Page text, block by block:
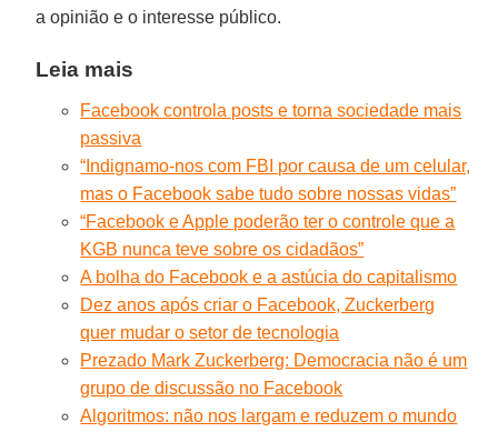
a opinião e o interesse público.
Leia mais
Facebook controla posts e torna sociedade mais
passiva
“Indignamo-nos com FBI por causa de um celular,
mas o Facebook sabe tudo sobre nossas vidas”
“Facebook e Apple poderão ter o controle que a
KGB nunca teve sobre os cidadãos”
A bolha do Facebook e a astúcia do capitalismo
Dez anos após criar o Facebook, Zuckerberg
quer mudar o setor de tecnologia
Prezado Mark Zuckerberg: Democracia não é um
grupo de discussão no Facebook
Algoritmos: não nos largam e reduzem o mundo